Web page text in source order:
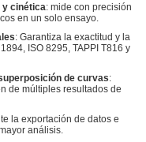
y cinética: mide con precisión
en un solo ensayo.
: Garantiza la exactitud y la
ISO 8295, TAPPI T816 y
de curvas:
de múltiples resultados de
la exportación de datos e
análisis.